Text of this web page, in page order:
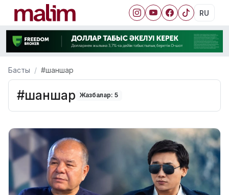
RU
Басты #шаншар
#шаншар Жазбалар: 5